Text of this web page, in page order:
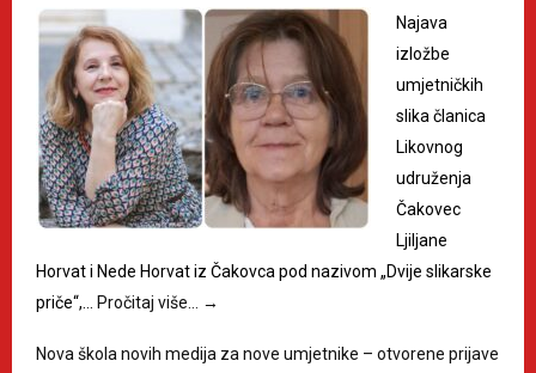
Najava
izložbe
umjetničkih
slika članica
Likovnog
udruženja
Čakovec
Ljiljane
Horvat i Nede Horvat iz Čakovca pod nazivom „Dvije slikarske
priče“,…
Pročitaj više… →
Nova škola novih medija za nove umjetnike – otvorene prijave